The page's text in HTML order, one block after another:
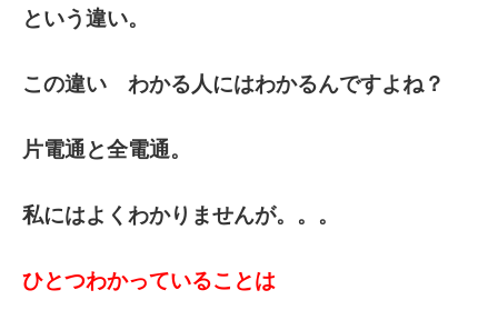
という違い。
この違い わかる人にはわかるんですよね？
片電通と全電通。
私にはよくわかりませんが。。。
ひとつわかっていることは